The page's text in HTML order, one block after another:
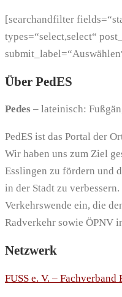
[searchandfilter
types=“select,select“
Über PedES
Pedes – lateinisch:
PedES ist das Portal der
Wir haben uns zum Ziel
Esslingen zu fördern und
in der Stadt zu
Verkehrswende ein, die
Radverkehr sowie ÖPNV
Netzwerk
FUSS e. V. –